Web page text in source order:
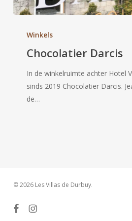
DarcisWinkels
Chocolatier Darcis
In de winkelruimte achter Hotel
sinds 2019 Chocolatier Darcis.
de…
© 2026 Les Villas de Durbuy.
facebookinstagram